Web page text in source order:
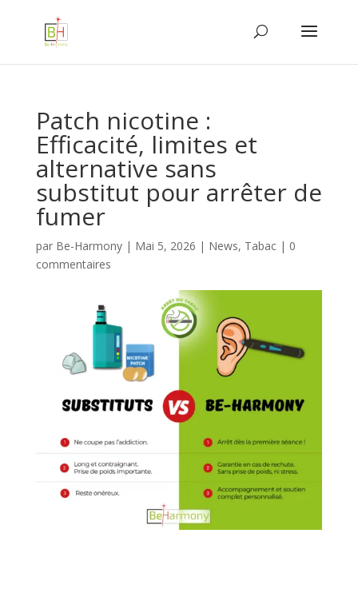
Patch nicotine :
Efficacité, limites et
alternative sans
substitut pour arrêter de
fumer
par Be-Harmony| Mai 5, 2026 | News, Tabac| 0
commentaires